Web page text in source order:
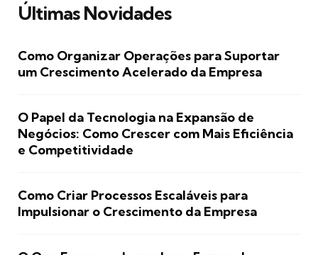
Últimas Novidades
Como Organizar Operações para Suportar
um Crescimento Acelerado da Empresa
O Papel da Tecnologia na Expansão de
Negócios: Como Crescer com Mais Eficiência
e Competitividade
Como Criar Processos Escaláveis para
Impulsionar o Crescimento da Empresa